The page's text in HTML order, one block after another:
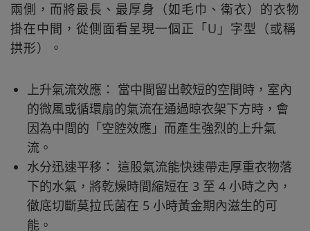
兩側，而將最長、最厚身（如毛巾、衛衣）的衣物
掛在中間，從側面看呈現一個正「U」字型（或稱
拱形）。
上升氣流效應： 當中間留出較短的空間時，室內
的微風或循環扇的氣流在通過晾衣架下方時，會
因為中間的「空腔效應」而產生強烈的上升氣
流。
水分迅速平移： 這股氣流能快速帶走厚重衣物落
下的水氣，將乾燥時間縮短在 3 至 4 小時之內，
徹底切斷莫拉氏菌在 5 小時黃金期內滋生的可
能。